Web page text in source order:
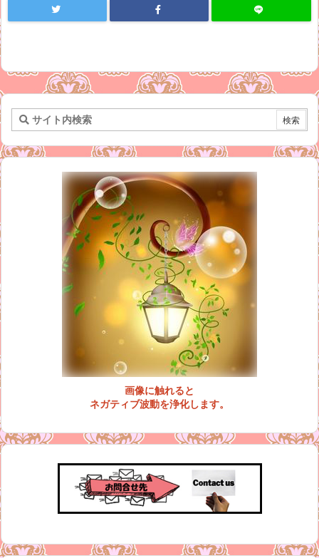
画像に触れると
ネガティブ波動を浄化します。